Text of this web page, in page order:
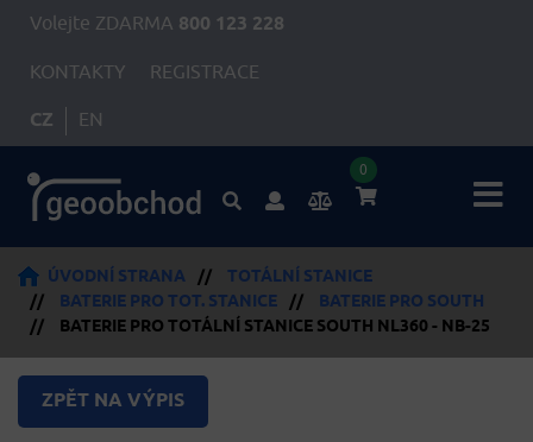
Volejte ZDARMA 800 123 228
KONTAKTY REGISTRACE
CZ EN
0
ÚVODNÍ STRANA //
TOTÁLNÍ STANICE
//
BATERIE PRO TOT. STANICE //
BATERIE PRO SOUTH
//
BATERIE PRO TOTÁLNÍ STANICE SOUTH NL360 - NB-25
ZPĚT NA VÝPIS